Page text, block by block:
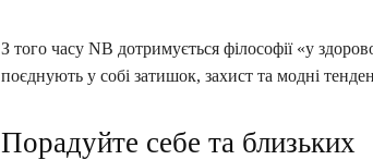
З того часу NB дотримується філософії «у
поєднують у собі затишок, захист та модні
Порадуйте себе та близьких